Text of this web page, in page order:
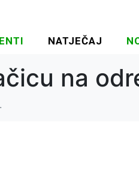
NATJEČAJ
na